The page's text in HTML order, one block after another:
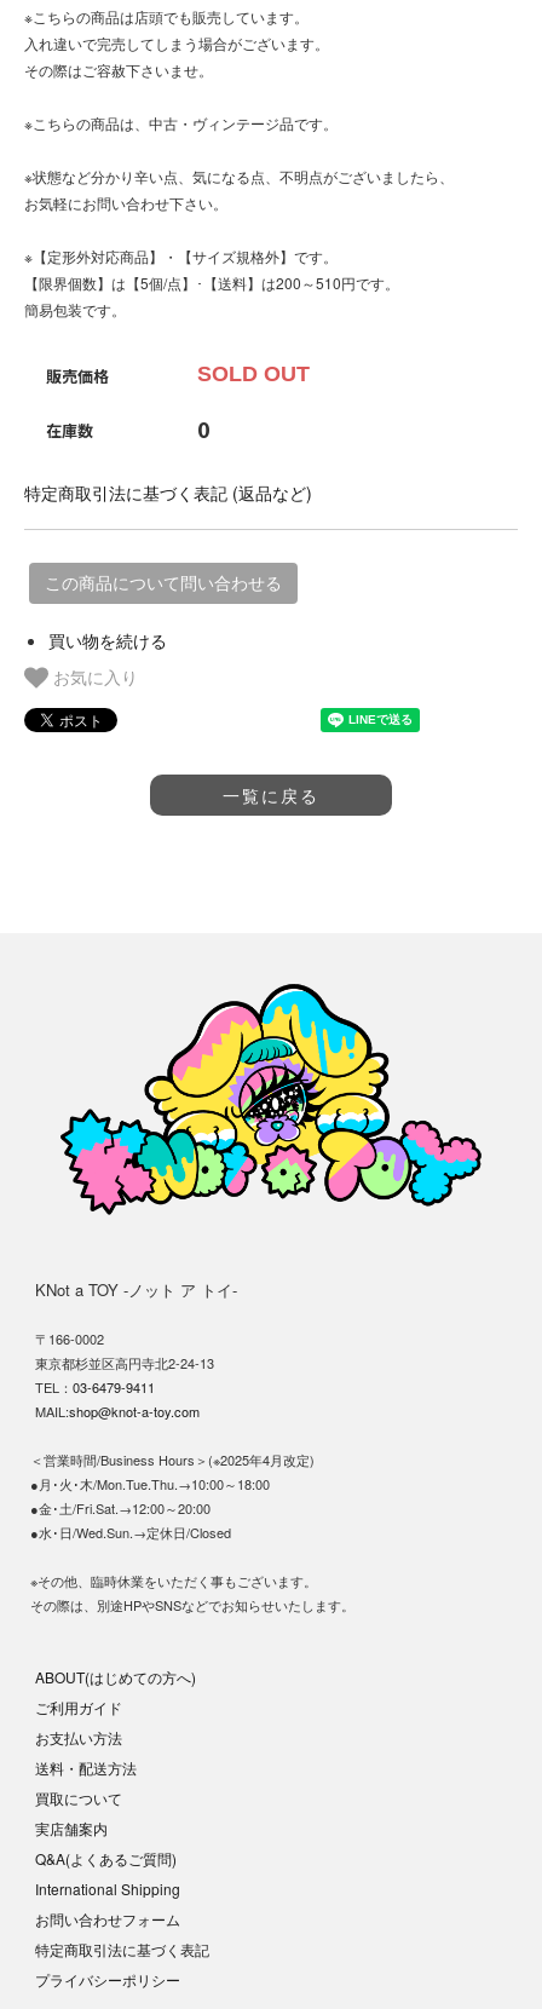
※こちらの商品は店頭でも販売しています。
入れ違いで完売してしまう場合がございます。
その際はご容赦下さいませ。
※こちらの商品は、中古・ヴィンテージ品です。
※状態など分かり辛い点、気になる点、不明点がございましたら、
お気軽にお問い合わせ下さい。
※【定形外対応商品】・【サイズ規格外】です。
【限界個数】は【5個/点】･【送料】は200～510円です。
簡易包装です。
販売価格 SOLD OUT
在庫数 0
特定商取引法に基づく表記 (返品など)
この商品について問い合わせる
買い物を続ける
お気に入り
一覧に戻る
KNot a TOY -ノット ア トイ-
〒166-0002
東京都杉並区高円寺北2-24-13
TEL： 03-6479-9411
MAIL:shop@knot-a-toy.com
＜営業時間/Business Hours＞(※2025年4月改定)
●月･火･木/Mon.Tue.Thu.→10:00～18:00
●金･土/Fri.Sat.→12:00～20:00
●水･日/Wed.Sun.→定休日/Closed
※その他、臨時休業をいただく事もございます。
その際は、別途HPやSNSなどでお知らせいたします。
ABOUT(はじめての方へ)
ご利用ガイド
お支払い方法
送料・配送方法
買取について
実店舗案内
Q&A(よくあるご質問)
International Shipping
お問い合わせフォーム
特定商取引法に基づく表記
プライバシーポリシー